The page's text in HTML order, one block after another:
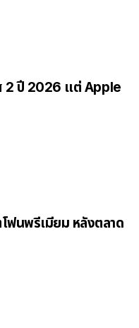
2 ปี 2026 แต่ Apple
ฟนพรีเมียม หลังตลาด